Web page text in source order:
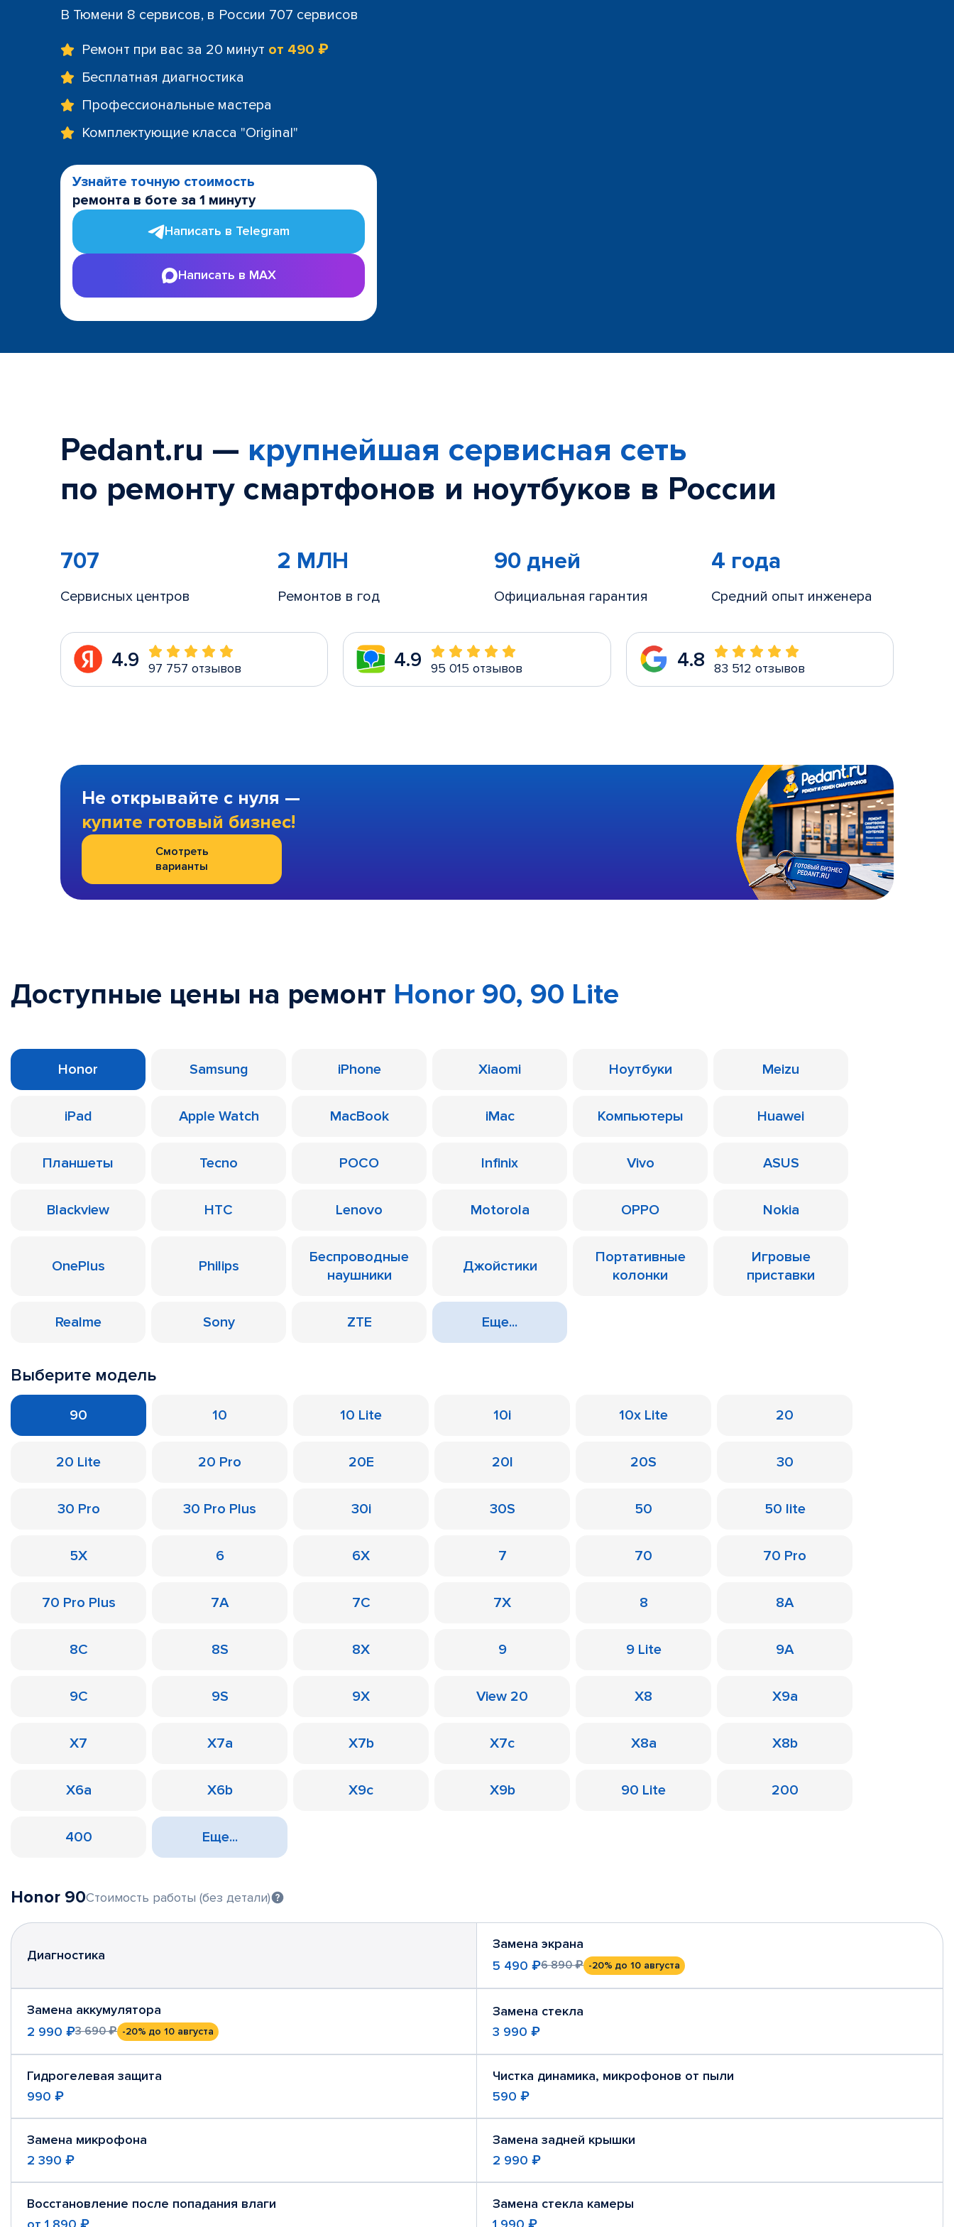
В Тюмени 8 сервисов, в России 707 сервисов
Ремонт при вас за 20 минут от 490 ₽
Бесплатная диагностика
Профессиональные мастера
Комплектующие класса "Original"
Узнайте точную стоимость
ремонта в боте за 1 минуту
Написать в Telegram
Написать в MAX
Pedant.ru — крупнейшая сервисная сеть
по ремонту смартфонов и ноутбуков в России
707
Сервисных центров
2 МЛН
Ремонтов в год
90 дней
Официальная гарантия
4 года
Средний опыт инженера
4.9 97 757 отзывов 4.9 95 015 отзывов 4.8 83 512 отзывов
Не открывайте с нуля —
купите готовый бизнес!
Смотреть
варианты
Доступные цены на ремонт Honor 90, 90 Lite
Honor Samsung iPhone Xiaomi Ноутбуки Meizu
iPad Apple Watch MacBook iMac Компьютеры Huawei
Планшеты Tecno POCO Infinix Vivo ASUS
Blackview HTC Lenovo Motorola OPPO Nokia
OnePlus Philips
Беспроводные
наушники
Джойстики
Портативные
колонки
Игровые
приставки
Realme Sony ZTE Еще...
Выберите модель
90 10 10 Lite 10i 10x Lite 20
20 Lite 20 Pro 20E 20I 20S 30
30 Pro 30 Pro Plus 30i 30S 50 50 lite
5X 6 6X 7 70 70 Pro
70 Pro Plus 7A 7C 7X 8 8A
8C 8S 8X 9 9 Lite 9A
9C 9S 9X View 20 X8 X9a
X7 X7a X7b X7c X8a X8b
X6a X6b X9c X9b 90 Lite 200
400 Еще...
Honor 90Стоимость работы (без детали)
Диагностика
Замена экрана
5 490 ₽6 890 ₽ -20% до 10 августа
Замена аккумулятора
2 990 ₽3 690 ₽ -20% до 10 августа
Замена стекла
3 990 ₽
Гидрогелевая защита
990 ₽
Чистка динамика, микрофонов от пыли
590 ₽
Замена микрофона
2 390 ₽
Замена задней крышки
2 990 ₽
Восстановление после попадания влаги
Замена стекла камеры